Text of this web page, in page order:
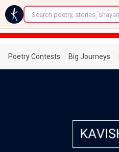
←
Poetry Contests Big Journeys